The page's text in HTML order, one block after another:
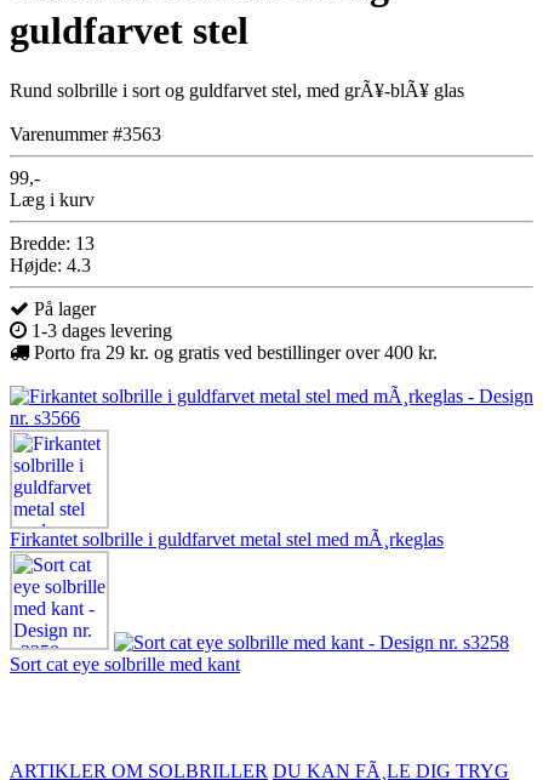
guldfarvet stel
Rund solbrille i sort og guldfarvet stel, med grÃ¥-blÃ¥ glas
Varenummer #3563
99,-
Læg i kurv
Bredde: 13
Højde: 4.3
På lager
1-3 dages levering
Porto fra 29 kr. og gratis ved bestillinger over 400 kr.
Firkantet solbrille i guldfarvet metal stel med mÃ¸rkeglas
Sort cat eye solbrille med kant
ARTIKLER OM SOLBRILLER DU KAN FÃ¸LE DIG TRYG